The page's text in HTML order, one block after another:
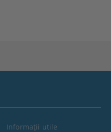
Informaţii utile